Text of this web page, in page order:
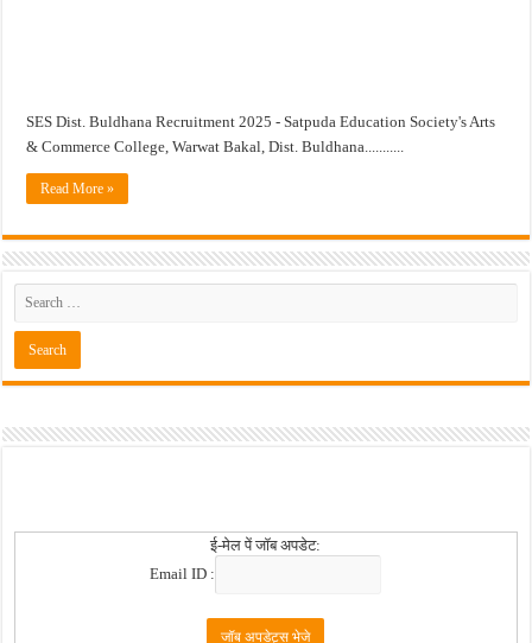
SES Dist. Buldhana Recruitment 2025 - Satpuda Education Society's Arts
& Commerce College, Warwat Bakal, Dist. Buldhana...........
Read More »
ई-मेल पें जॉब अपडेट:
Email ID :